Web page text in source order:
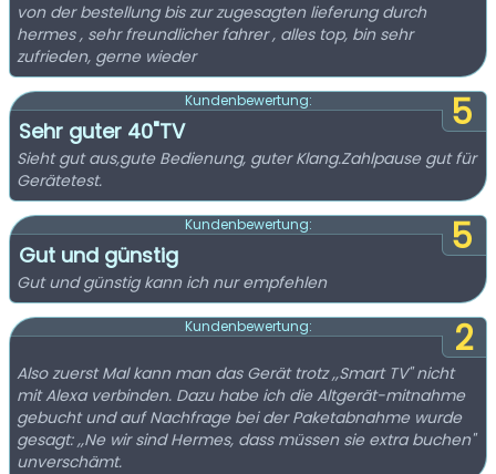
von der bestellung bis zur zugesagten lieferung durch
hermes , sehr freundlicher fahrer , alles top, bin sehr
zufrieden, gerne wieder
5
Kundenbewertung:
Sehr guter 40"TV
Sieht gut aus,gute Bedienung, guter Klang.Zahlpause gut für
Gerätetest.
5
Kundenbewertung:
Gut und günstig
Gut und günstig kann ich nur empfehlen
2
Kundenbewertung:
Also zuerst Mal kann man das Gerät trotz ,,Smart TV" nicht
mit Alexa verbinden. Dazu habe ich die Altgerät-mitnahme
gebucht und auf Nachfrage bei der Paketabnahme wurde
gesagt: ,,Ne wir sind Hermes, dass müssen sie extra buchen"
unverschämt.